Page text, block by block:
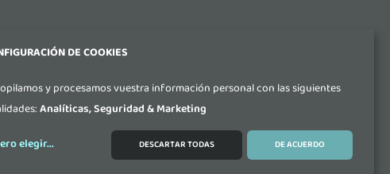
26, 18014 Granada (Andalucía)
DE COOKIES
y procesamos vuestra información personal con las siguientes
Analíticas, Seguridad & Marketing
elegir... DESCARTAR TODAS DE ACUERDO